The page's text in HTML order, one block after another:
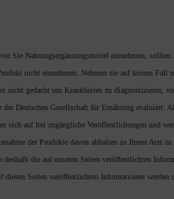
Sie Nahrungsergänzungsmittel einnehmen, sollten
nicht einnehmen. Nehmen sie auf keinen Fall
gedacht um Krankheiten zu diagnostizieren,
Deutschen Gesellschaft für Ernährung evaluiert.
sich auf frei zugängliche Veröffentlichungen und
der Produkte davon abhalten zu Ihrem Arzt zu
die auf unseren Seiten veröffentlichten
diesen Seiten veröffentlichten Informationen werden